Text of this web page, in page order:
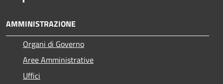
AMMINISTRAZIONE
Organi di Governo
Aree Amministrative
Uffici